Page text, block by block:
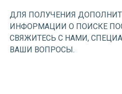
ДЛЯ ПОЛУЧЕНИЯ
ИНФОРМАЦИИ О ПОИСКЕ
СВЯЖИТЕСЬ С НАМИ,
ВАШИ ВОПРОСЫ.